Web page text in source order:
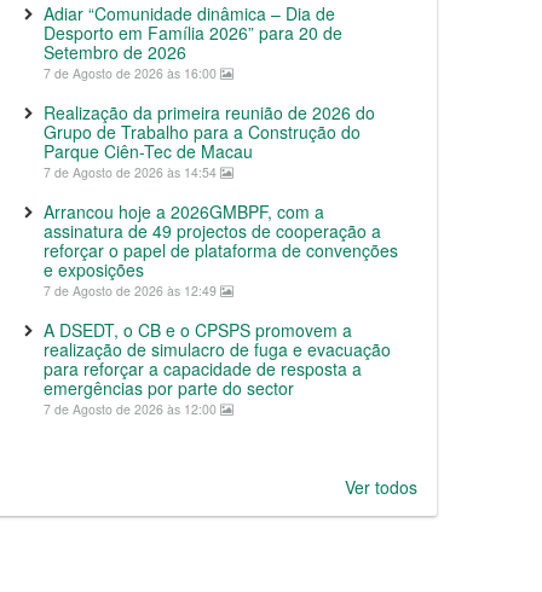
Adiar “Comunidade dinâmica – Dia de
Desporto em Família 2026” para 20 de
Setembro de 2026
7 de Agosto de 2026 às 16:00
Realização da primeira reunião de 2026 do
Grupo de Trabalho para a Construção do
Parque Ciên-Tec de Macau
7 de Agosto de 2026 às 14:54
Arrancou hoje a 2026GMBPF, com a
assinatura de 49 projectos de cooperação a
reforçar o papel de plataforma de convenções
e exposições
7 de Agosto de 2026 às 12:49
A DSEDT, o CB e o CPSPS promovem a
realização de simulacro de fuga e evacuação
para reforçar a capacidade de resposta a
emergências por parte do sector
7 de Agosto de 2026 às 12:00
Ver todos